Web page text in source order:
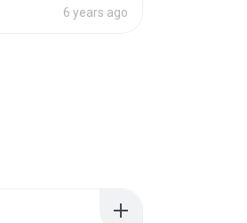
6 years ago